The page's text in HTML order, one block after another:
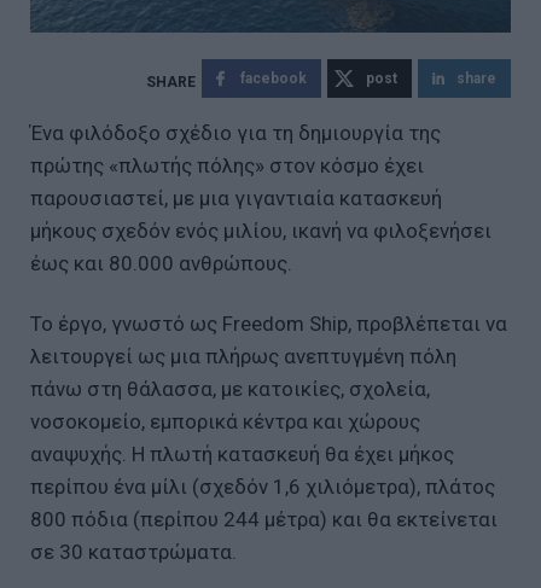
facebook post share
Ένα φιλόδοξο σχέδιο για τη δημιουργία της
πρώτης «πλωτής πόλης» στον κόσμο έχει
παρουσιαστεί, με μια γιγαντιαία κατασκευή
μήκους σχεδόν ενός μιλίου, ικανή να φιλοξενήσει
έως και 80.000 ανθρώπους.
Το έργο, γνωστό ως Freedom Ship, προβλέπεται να
λειτουργεί ως μια πλήρως ανεπτυγμένη πόλη
πάνω στη θάλασσα, με κατοικίες, σχολεία,
νοσοκομείο, εμπορικά κέντρα και χώρους
αναψυχής. Η πλωτή κατασκευή θα έχει μήκος
περίπου ένα μίλι (σχεδόν 1,6 χιλιόμετρα), πλάτος
800 πόδια (περίπου 244 μέτρα) και θα εκτείνεται
σε 30 καταστρώματα.